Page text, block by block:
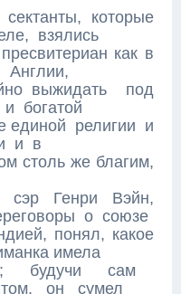
которые
взялись
как в
Англии,
выжидать под
богатой
единой религии и
и в
столь же благим,
Генри Вэйн,
о союзе
понял, какое
имела
будучи сам
он сумел